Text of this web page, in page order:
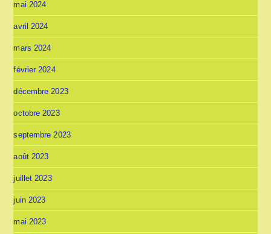
mai 2024
avril 2024
mars 2024
février 2024
décembre 2023
octobre 2023
septembre 2023
août 2023
juillet 2023
juin 2023
mai 2023